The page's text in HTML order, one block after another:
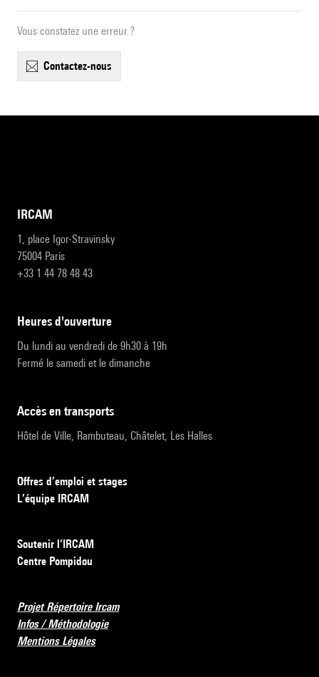
Vous constatez une erreur ?
contactez-nous
IRCAM
1, place Igor-Stravinsky
75004 Paris
+33 1 44 78 48 43
heures d'ouverture
Du lundi au vendredi de 9h30 à 19h
Fermé le samedi et le dimanche
accès en transports
Hôtel de Ville, Rambuteau, Châtelet, Les Halles
Offres d’emploi et stages
L’équipe IRCAM
Soutenir l’IRCAM
Centre Pompidou
Projet Répertoire Ircam
Infos / Méthodologie
Mentions Légales